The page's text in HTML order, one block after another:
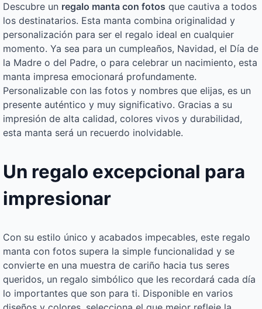
Descubre un regalo manta con fotos que cautiva a todos
los destinatarios. Esta manta combina originalidad y
personalización para ser el regalo ideal en cualquier
momento. Ya sea para un cumpleaños, Navidad, el Día de
la Madre o del Padre, o para celebrar un nacimiento, esta
manta impresa emocionará profundamente.
Personalizable con las fotos y nombres que elijas, es un
presente auténtico y muy significativo. Gracias a su
impresión de alta calidad, colores vivos y durabilidad,
esta manta será un recuerdo inolvidable.
Un regalo excepcional para
impresionar
Con su estilo único y acabados impecables, este regalo
manta con fotos supera la simple funcionalidad y se
convierte en una muestra de cariño hacia tus seres
queridos, un regalo simbólico que les recordará cada día
lo importantes que son para ti. Disponible en varios